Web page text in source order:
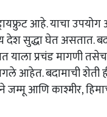
आहे. याचा
देश सुद्धा घेत असतात.
याला प्रचंड मागणी
आहेत. बदामाची शेती
जम्मू आणि काश्मीर,